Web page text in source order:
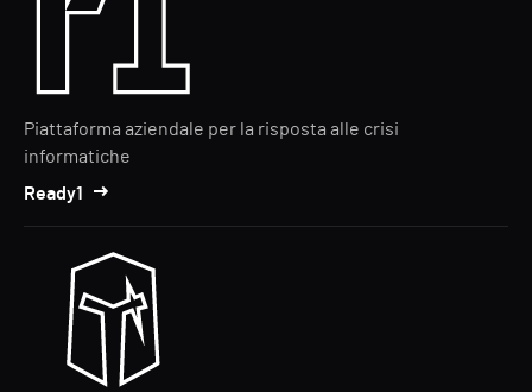
Piattaforma aziendale per la risposta alle crisi
informatiche
Ready1